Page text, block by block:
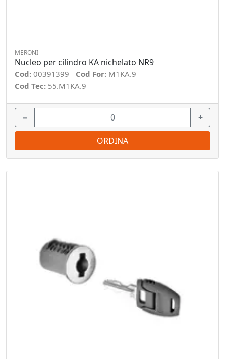
MERONI
Nucleo per cilindro KA nichelato NR9
Cod: 00391399 Cod For: M1KA.9
Cod Tec: 55.M1KA.9
− +
ORDINA